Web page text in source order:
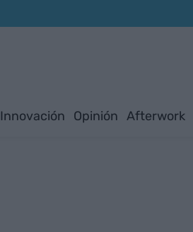
Innovación Opinión Afterwork